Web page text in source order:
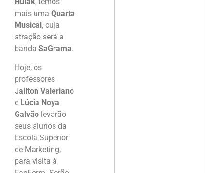
Hulak, temos
mais uma Quarta
Musical , cuja
atração será a
banda SaGrama.
Hoje, os
professores
Jailton Valeriano
e Lúcia Noya
Galvão levarão
seus alunos da
Escola Superior
de Marketing,
para visita à